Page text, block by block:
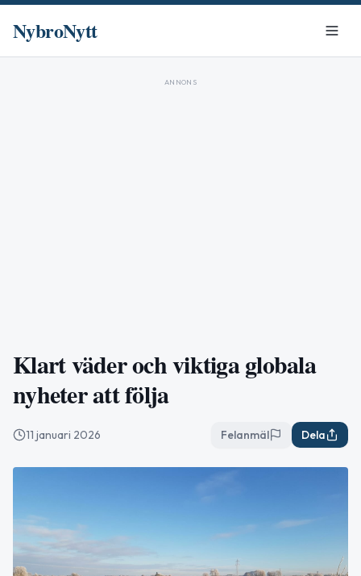
NybroNytt
ANNONS
Klart väder och viktiga globala
nyheter att följa
11 januari 2026 Felanmäl Dela